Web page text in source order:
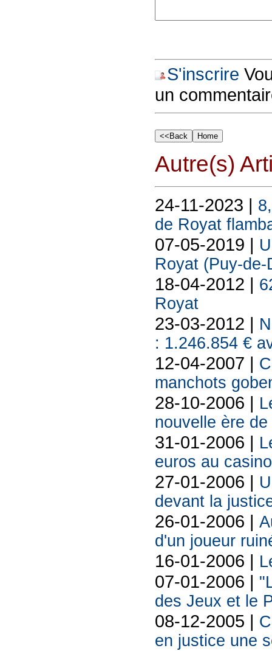
S'inscrire
un
Autre(s)
24-11-2023 |
de Royat
07-05-2019 |
Royat (Puy-
18-04-2012 |
Royat
23-03-2012 |
: 1.246.854 €
12-04-2007 |
manchots
28-10-2006 |
nouvelle ère
31-01-2006 |
euros au casino
27-01-2006 |
devant la
26-01-2006 |
d'un joueur
16-01-2006 |
07-01-2006 |
des Jeux et le
08-12-2005 |
en justice une